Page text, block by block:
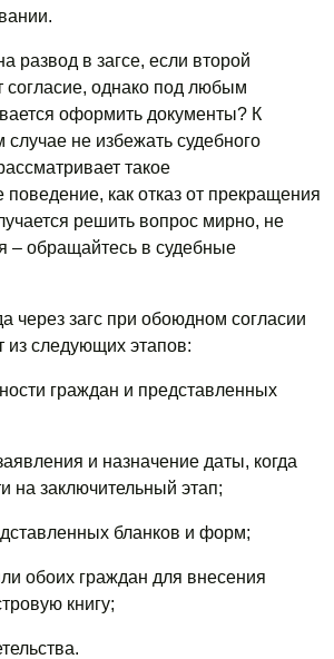
развод в загсе, если второй
согласие, однако под любым
оформить документы? К
не избежать судебного
такое
поведение, как отказ от прекращения
решить вопрос мирно, не
– обращайтесь в судебные
через загс при обоюдном согласии
из следующих этапов:
граждан и представленных
и назначение даты, когда
на заключительный этап;
бланков и форм;
обоих граждан для внесения
книгу;